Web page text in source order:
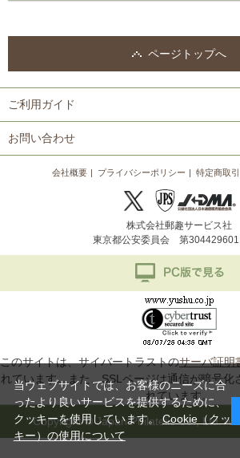
ページトップへ
ご利用ガイド
お問い合わせ
会社概要 プライバシーポリシー 特定商取
株式会社郵趣サービス社
東京都公安委員会 第
このサイトは、サイバートラストのサーバ証明
れています。また、SSLページは通信が暗号化
れています。
Copyright © Japan Philatelic Co., Ltd. All
当ウェブサイトでは、お客様のニーズに合
ったより良いサービスを提供するために、
クッキーを使用しています。Cookie（クッ
キー）の使用について